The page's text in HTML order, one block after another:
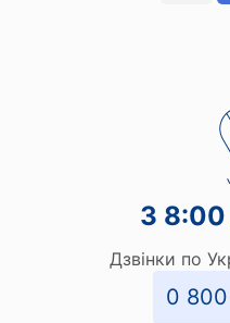
З 8:00
Дзвінки по
0